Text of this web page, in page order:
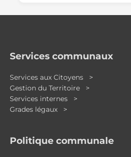
Services communaux
Services aux Citoyens >
Gestion du Territoire >
Services internes >
Grades légaux >
Politique communale